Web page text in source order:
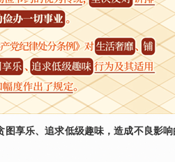
享乐、追求低级趣味，造成不良影